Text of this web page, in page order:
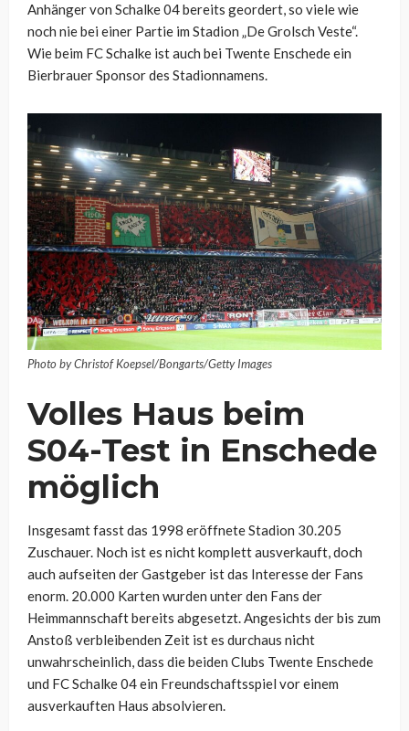
Anhänger von Schalke 04 bereits geordert, so viele wie
noch nie bei einer Partie im Stadion „De Grolsch Veste“.
Wie beim FC Schalke ist auch bei Twente Enschede ein
Bierbrauer Sponsor des Stadionnamens.
Photo by Christof Koepsel/Bongarts/Getty Images
Volles Haus beim
S04-Test in Enschede
möglich
Insgesamt fasst das 1998 eröffnete Stadion 30.205
Zuschauer. Noch ist es nicht komplett ausverkauft, doch
auch aufseiten der Gastgeber ist das Interesse der Fans
enorm. 20.000 Karten wurden unter den Fans der
Heimmannschaft bereits abgesetzt. Angesichts der bis zum
Anstoß verbleibenden Zeit ist es durchaus nicht
unwahrscheinlich, dass die beiden Clubs Twente Enschede
und FC Schalke 04 ein Freundschaftsspiel vor einem
ausverkauften Haus absolvieren.